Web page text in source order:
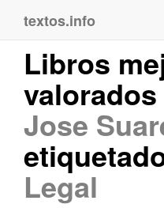
textos.info
Libros
valorados
Jose
Legal